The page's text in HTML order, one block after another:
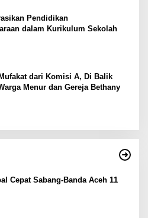
Pendidikan
dalam Kurikulum Sekolah
dari Komisi A, Di Balik
Menur dan Gereja Bethany
Cepat Sabang-Banda Aceh 11